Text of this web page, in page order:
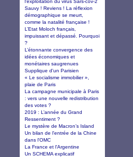
Sauvy ! Reviens ! La réflexion
démographique se meurt,
comme la natalité française !
L’Etat Moloch français,
impuissant et dépassé. Pourquoi
?
L’étonnante convergence des
idées économiques et
monétaires saugrenues
Supplique d'un Parisien
« Le socialisme immobilier »,
plaie de Paris
La campagne municipale à Paris
: vers une nouvelle redistribution
des votes ?
2019 : L’année du Grand
Ressentiment ?
Le mystère de Macron’s Island
Un bilan de l'entrée de la Chine
dans l'OMC
La France et l'Argentine
Un SCHEMA explicatif